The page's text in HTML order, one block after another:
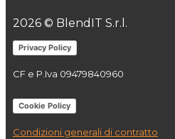
2026 © BlendIT S.r.l.
Privacy Policy
CF e P.Iva 09479840960
Cookie Policy
Condizioni generali di contratto